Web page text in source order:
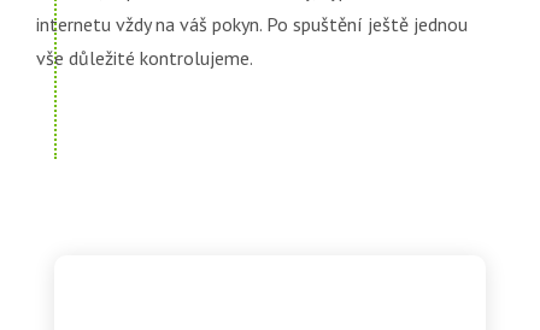
internetu vždy na váš pokyn. Po spuštění ještě jednou
vše důležité kontrolujeme.